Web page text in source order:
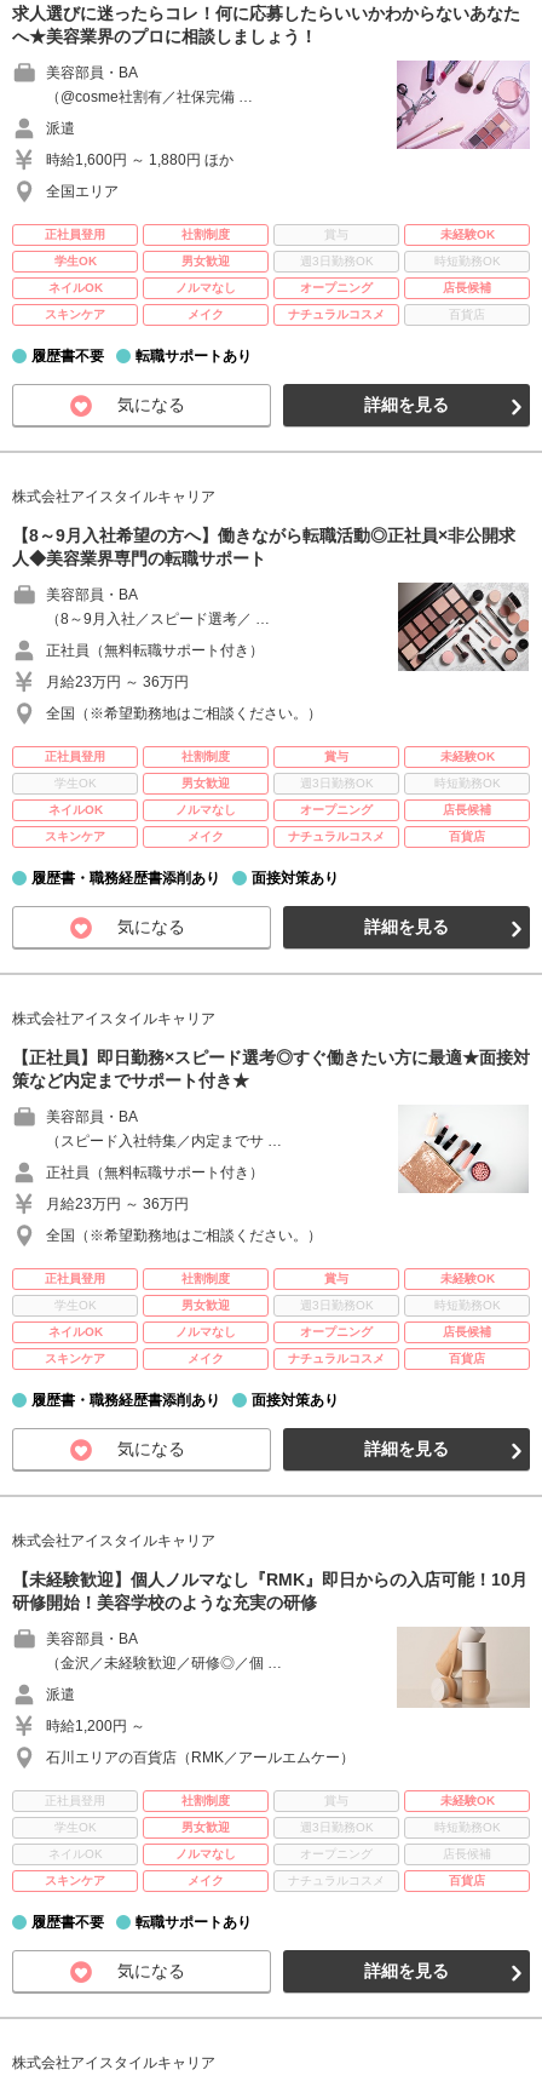
求人選びに迷ったらコレ！何に応募したらいいかわからないあなた
へ★美容業界のプロに相談しましょう！
美容部員・BA
（@cosme社割有／社保完備 …
派遣
時給1,600円 ～ 1,880円 ほか
全国エリア
正社員登用 社割制度 賞与
未経験OK
学生OK
男女歓迎 週3日勤務OK
時短勤務OK
ネイルOK
ノルマなし オープニング
店長候補
スキンケア
メイク ナチュラルコスメ 百貨店
履歴書不要 転職サポートあり
気になる 詳細を見る
株式会社アイスタイルキャリア
【8～9月入社希望の方へ】働きながら転職活動◎正社員×非公開求
人◆美容業界専門の転職サポート
美容部員・BA
（8～9月入社／スピード選考／ …
正社員（無料転職サポート付き）
月給23万円 ～ 36万円
全国（※希望勤務地はご相談ください。）
正社員登用 社割制度 賞与
未経験OK
学生OK
男女歓迎 週3日勤務OK
時短勤務OK
ネイルOK
ノルマなし オープニング
店長候補
スキンケア
メイク ナチュラルコスメ 百貨店
履歴書・職務経歴書添削あり 面接対策あり
気になる 詳細を見る
株式会社アイスタイルキャリア
【正社員】即日勤務×スピード選考◎すぐ働きたい方に最適★面接対
策など内定までサポート付き★
美容部員・BA
（スピード入社特集／内定までサ …
正社員（無料転職サポート付き）
月給23万円 ～ 36万円
全国（※希望勤務地はご相談ください。）
正社員登用 社割制度 賞与
未経験OK
学生OK
男女歓迎 週3日勤務OK
時短勤務OK
ネイルOK
ノルマなし オープニング
店長候補
スキンケア
メイク ナチュラルコスメ 百貨店
履歴書・職務経歴書添削あり 面接対策あり
気になる 詳細を見る
株式会社アイスタイルキャリア
【未経験歓迎】個人ノルマなし『RMK』即日からの入店可能！10月
研修開始！美容学校のような充実の研修
美容部員・BA
（金沢／未経験歓迎／研修◎／個 …
派遣
時給1,200円 ～
石川エリアの百貨店（RMK／アールエムケー）
正社員登用 社割制度 賞与
未経験OK
学生OK
男女歓迎 週3日勤務OK
時短勤務OK
ネイルOK
ノルマなし オープニング
店長候補
スキンケア
メイク ナチュラルコスメ 百貨店
履歴書不要 転職サポートあり
気になる 詳細を見る
株式会社アイスタイルキャリア